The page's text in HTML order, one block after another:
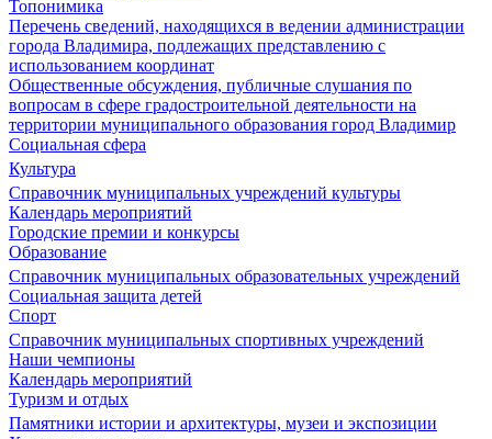
Топонимика
Перечень сведений, находящихся в ведении администрации
города Владимира, подлежащих представлению с
использованием координат
Общественные обсуждения, публичные слушания по
вопросам в сфере градостроительной деятельности на
территории муниципального образования город Владимир
Социальная сфера
Культура
Справочник муниципальных учреждений культуры
Календарь мероприятий
Городские премии и конкурсы
Образование
Справочник муниципальных образовательных учреждений
Социальная защита детей
Спорт
Справочник муниципальных спортивных учреждений
Наши чемпионы
Календарь мероприятий
Туризм и отдых
Памятники истории и архитектуры, музеи и экспозиции